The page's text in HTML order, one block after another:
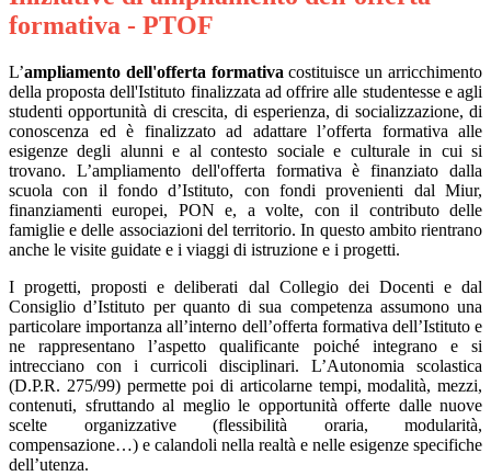
formativa - PTOF
L’ampliamento dell'offerta formativa costituisce un arricchimento
della proposta dell'Istituto finalizzata ad offrire alle studentesse e agli
studenti opportunità di crescita, di esperienza, di socializzazione, di
conoscenza ed è finalizzato ad adattare l’offerta formativa alle
esigenze degli alunni e al contesto sociale e culturale in cui si
trovano. L’ampliamento dell'offerta formativa è finanziato dalla
scuola con il fondo d’Istituto, con fondi provenienti dal Miur,
finanziamenti europei, PON e, a volte, con il contributo delle
famiglie e delle associazioni del territorio. In questo ambito rientrano
anche le visite guidate e i viaggi di istruzione e i progetti.
I progetti, proposti e deliberati dal Collegio dei Docenti e dal
Consiglio d’Istituto per quanto di sua competenza assumono una
particolare importanza all’interno dell’offerta formativa dell’Istituto e
ne rappresentano l’aspetto qualificante poiché integrano e si
intrecciano con i curricoli disciplinari. L’Autonomia scolastica
(D.P.R. 275/99) permette poi di articolarne tempi, modalità, mezzi,
contenuti, sfruttando al meglio le opportunità offerte dalle nuove
scelte organizzative (flessibilità oraria, modularità,
compensazione…) e calandoli nella realtà e nelle esigenze specifiche
dell’utenza.